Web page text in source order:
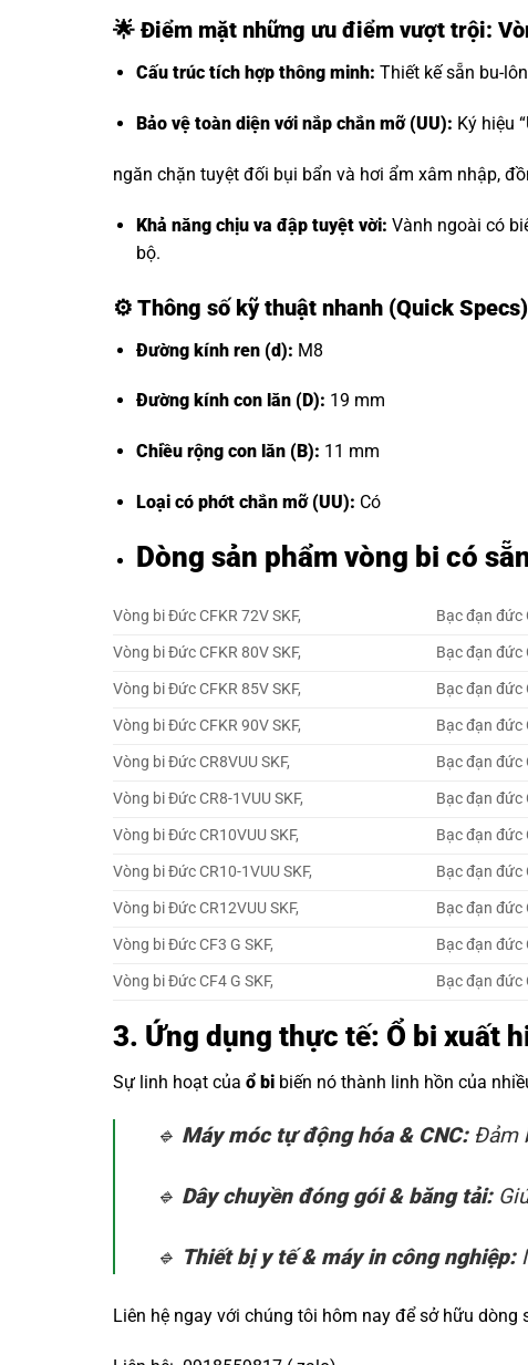
🌟 Điểm mặt những ưu điểm vượt trội:
Cấu trúc tích hợp thông minh: Thiết kế sẵn bu-
Bảo vệ toàn diện với nắp chắn mỡ (UU): Ký hiệu
ngăn chặn tuyệt đối bụi bẩn và hơi ẩm xâm nhập,
Khả năng chịu va đập tuyệt vời: Vành ngoài có
bộ.
⚙️ Thông số kỹ thuật nhanh (Quick
Đường kính ren (d): M8
Đường kính con lăn (D): 19 mm
Chiều rộng con lăn (B): 11 mm
Loại có phớt chắn mỡ (UU): Có
Dòng sản phẩm vòng bi có
Vòng bi Đức CFKR 72V SKF, Bạc đạn đức
Vòng bi Đức CFKR 80V SKF,
Bạc đạn đức
Vòng bi Đức CFKR 85V SKF,
Bạc đạn đức
Vòng bi Đức CFKR 90V SKF,
Bạc đạn đức
Vòng bi Đức CR8VUU SKF,
Bạc đạn đức
Vòng bi Đức CR8-1VUU SKF,
Bạc đạn đức
Vòng bi Đức CR10VUU SKF,
Bạc đạn đức
Vòng bi Đức CR10-1VUU SKF,
Bạc đạn đức
Vòng bi Đức CR12VUU SKF,
Bạc đạn đức
Vòng bi Đức CF3 G SKF,
Bạc đạn đức
Vòng bi Đức CF4 G SKF,
Bạc đạn đức
3. Ứng dụng thực tế: Ổ bi xuất
Sự linh hoạt của ổ bi biến nó thành linh hồn của
🔹 Máy móc tự động hóa & CNC:Đảm
🔹 Dây chuyền đóng gói & băng tải:
🔹 Thiết bị y tế & máy in công nghiệp:
Liên hệ ngay với chúng tôi hôm nay để sở hữu dòng